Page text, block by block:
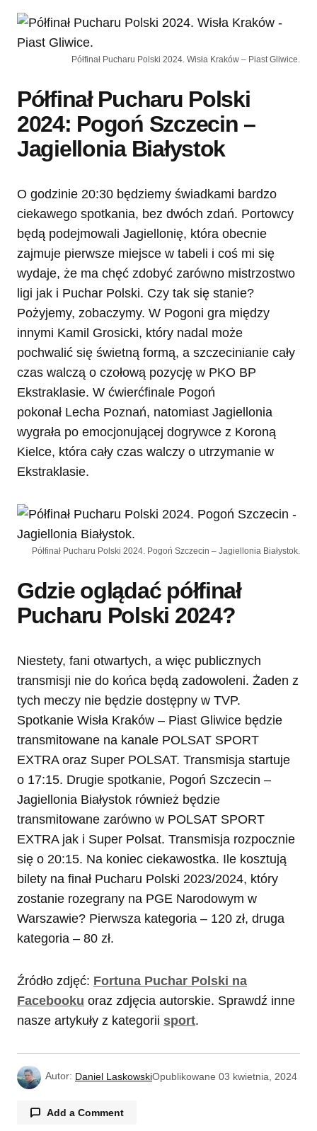
Półfinał Pucharu Polski 2024. Wisła Kraków – Piast Gliwice.
Półfinał Pucharu Polski
2024: Pogoń Szczecin –
Jagiellonia Białystok
O godzinie 20:30 będziemy świadkami bardzo
ciekawego spotkania, bez dwóch zdań. Portowcy
będą podejmowali Jagiellonię, która obecnie
zajmuje pierwsze miejsce w tabeli i coś mi się
wydaje, że ma chęć zdobyć zarówno mistrzostwo
ligi jak i Puchar Polski. Czy tak się stanie?
Pożyjemy, zobaczymy. W Pogoni gra między
innymi Kamil Grosicki, który nadal może
pochwalić się świetną formą, a szczecinianie cały
czas walczą o czołową pozycję w PKO BP
Ekstraklasie. W ćwierćfinale Pogoń
pokonał Lecha Poznań, natomiast Jagiellonia
wygrała po emocjonującej dogrywce z Koroną
Kielce, która cały czas walczy o utrzymanie w
Ekstraklasie.
Półfinał Pucharu Polski 2024. Pogoń Szczecin – Jagiellonia Białystok.
Gdzie oglądać półfinał
Pucharu Polski 2024?
Niestety, fani otwartych, a więc publicznych
transmisji nie do końca będą zadowoleni. Żaden z
tych meczy nie będzie dostępny w TVP.
Spotkanie Wisła Kraków – Piast Gliwice będzie
transmitowane na kanale POLSAT SPORT
EXTRA oraz Super POLSAT. Transmisja startuje
o 17:15. Drugie spotkanie, Pogoń Szczecin –
Jagiellonia Białystok również będzie
transmitowane zarówno w POLSAT SPORT
EXTRA jak i Super Polsat. Transmisja rozpocznie
się o 20:15. Na koniec ciekawostka. Ile kosztują
bilety na finał Pucharu Polski 2023/2024, który
zostanie rozegrany na PGE Narodowym w
Warszawie? Pierwsza kategoria – 120 zł, druga
kategoria – 80 zł.
Źródło zdjęć: Fortuna Puchar Polski na
Facebooku oraz zdjęcia autorskie. Sprawdź inne
nasze artykuły z kategorii sport.
Autor: Daniel LaskowskiOpublikowane 03 kwietnia, 2024
Add a Comment